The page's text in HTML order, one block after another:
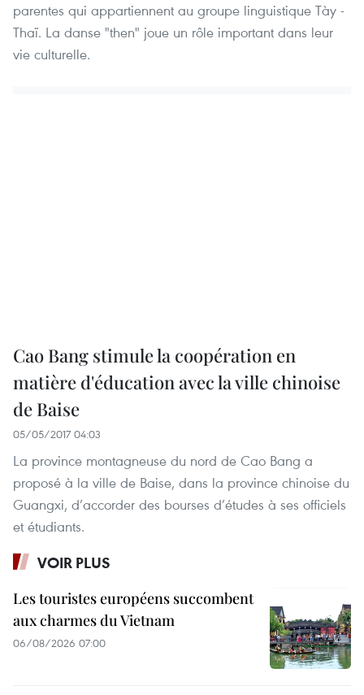
parentes qui appartiennent au groupe linguistique Tày -
Thaï. La danse "then" joue un rôle important dans leur
vie culturelle.
Cao Bang stimule la coopération en
matière d'éducation avec la ville chinoise
de Baise
05/05/2017 04:03
La province montagneuse du nord de Cao Bang a
proposé à la ville de Baise, dans la province chinoise du
Guangxi, d’accorder des bourses d’études à ses officiels
et étudiants.
VOIR PLUS
Les touristes européens succombent
aux charmes du Vietnam
06/08/2026 07:00